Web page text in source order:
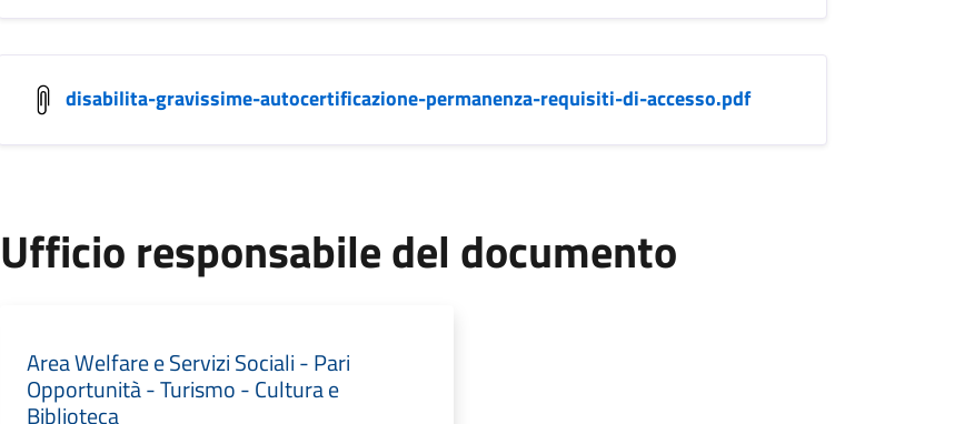
disabilita-gravissime-autocertificazione-permanenza-requisiti-di-accesso.pdf
Ufficio responsabile del documento
Area Welfare e Servizi Sociali - Pari
Opportunità - Turismo - Cultura e
Biblioteca